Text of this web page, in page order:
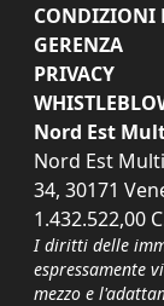
CONDIZIONI
GERENZA
PRIVACY
Nord Est
Nord Est
34, 30171
1.432.522,00
I diritti delle
espressamente
mezzo e